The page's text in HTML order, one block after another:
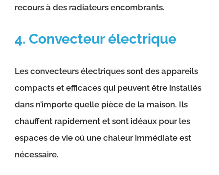
recours à des radiateurs encombrants.
4. Convecteur électrique
Les convecteurs électriques sont des appareils
compacts et efficaces qui peuvent être installés
dans n’importe quelle pièce de la maison. Ils
chauffent rapidement et sont idéaux pour les
espaces de vie où une chaleur immédiate est
nécessaire.